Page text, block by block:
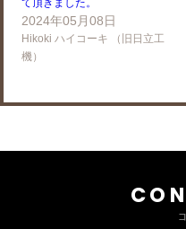
て頂きました。
2024年05月08日
Hikoki ハイコーキ （旧日立工
機）